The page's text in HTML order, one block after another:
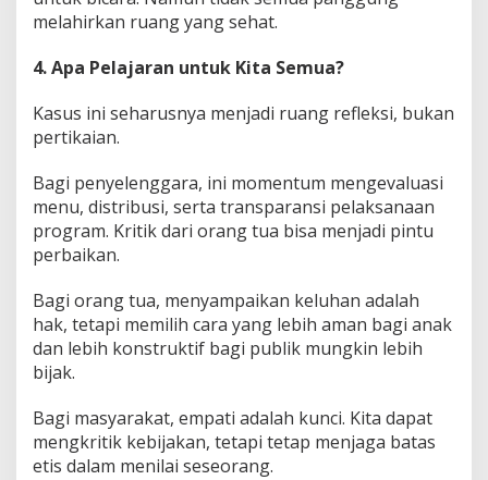
melahirkan ruang yang sehat.
4. Apa Pelajaran untuk Kita Semua?
Kasus ini seharusnya menjadi ruang refleksi, bukan
pertikaian.
Bagi penyelenggara, ini momentum mengevaluasi
menu, distribusi, serta transparansi pelaksanaan
program. Kritik dari orang tua bisa menjadi pintu
perbaikan.
Bagi orang tua, menyampaikan keluhan adalah
hak, tetapi memilih cara yang lebih aman bagi anak
dan lebih konstruktif bagi publik mungkin lebih
bijak.
Bagi masyarakat, empati adalah kunci. Kita dapat
mengkritik kebijakan, tetapi tetap menjaga batas
etis dalam menilai seseorang.